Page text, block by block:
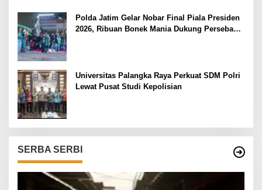
Polda Jatim Gelar Nobar Final Piala Presiden
2026, Ribuan Bonek Mania Dukung Persebaya
Universitas Palangka Raya Perkuat SDM Polri
Lewat Pusat Studi Kepolisian
SERBA SERBI